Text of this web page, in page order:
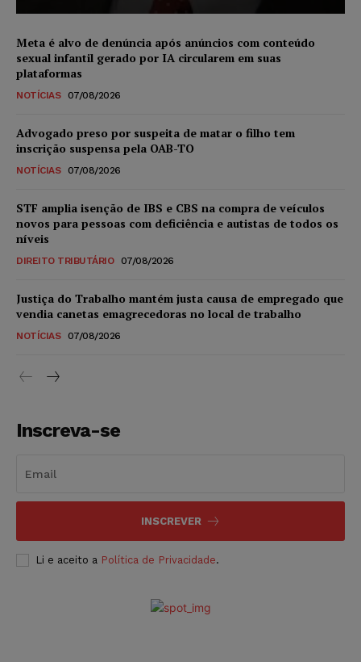
Meta é alvo de denúncia após anúncios com conteúdo
sexual infantil gerado por IA circularem em suas
plataformas
NOTÍCIAS 07/08/2026
Advogado preso por suspeita de matar o filho tem
inscrição suspensa pela OAB-TO
NOTÍCIAS 07/08/2026
STF amplia isenção de IBS e CBS na compra de veículos
novos para pessoas com deficiência e autistas de todos os
níveis
DIREITO TRIBUTÁRIO 07/08/2026
Justiça do Trabalho mantém justa causa de empregado que
vendia canetas emagrecedoras no local de trabalho
NOTÍCIAS 07/08/2026
Inscreva-se
INSCREVER
Li e aceito a Política de Privacidade.